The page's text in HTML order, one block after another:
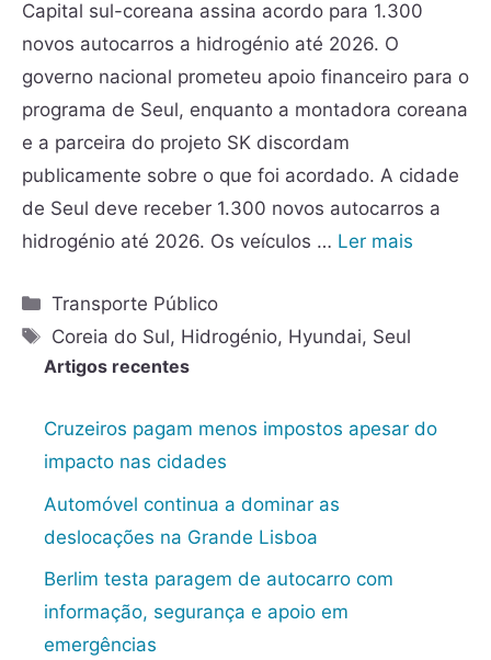
Capital sul-coreana assina acordo para 1.300
novos autocarros a hidrogénio até 2026. O
governo nacional prometeu apoio financeiro para o
programa de Seul, enquanto a montadora coreana
e a parceira do projeto SK discordam
publicamente sobre o que foi acordado. A cidade
de Seul deve receber 1.300 novos autocarros a
hidrogénio até 2026. Os veículos … Ler mais
Transporte Público
Coreia do Sul, Hidrogénio, Hyundai, Seul
Artigos recentes
Cruzeiros pagam menos impostos apesar do
impacto nas cidades
Automóvel continua a dominar as
deslocações na Grande Lisboa
Berlim testa paragem de autocarro com
informação, segurança e apoio em
emergências